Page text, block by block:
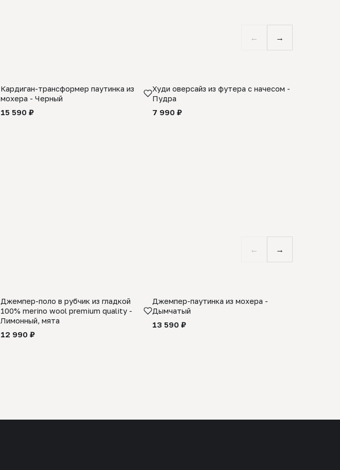
← →
Кардиган-трансформер паутинка из
мохера - Черный
15 590 ₽
Худи оверсайз из футера с начесом -
Пудра
7 990 ₽
← →
Джемпер-поло в рубчик из гладкой
100% merino wool premium quality -
Лимонный, мята
12 990 ₽
Джемпер-паутинка из мохера -
Дымчатый
13 590 ₽